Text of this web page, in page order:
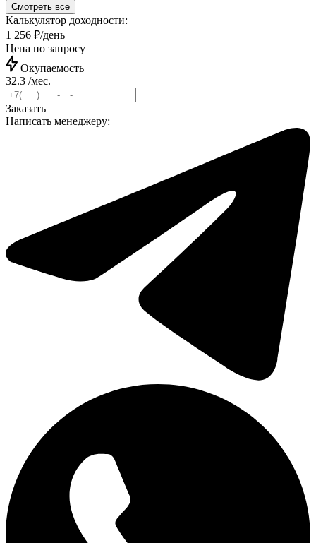
Смотреть все
Калькулятор доходности:
1 256 ₽/день
Цена по запросу
Окупаемость
32.3 /мес.
Заказать
Написать менеджеру: